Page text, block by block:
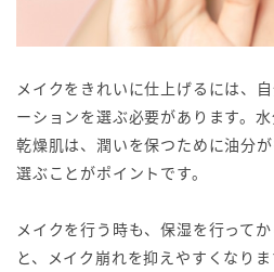
メイクをきれいに仕上げるには、
ーションを選ぶ必要があります。
乾燥肌は、潤いを保つために油分
選ぶことがポイントです。
メイクを行う時も、保湿を行って
と、メイク崩れを抑えやすくなり